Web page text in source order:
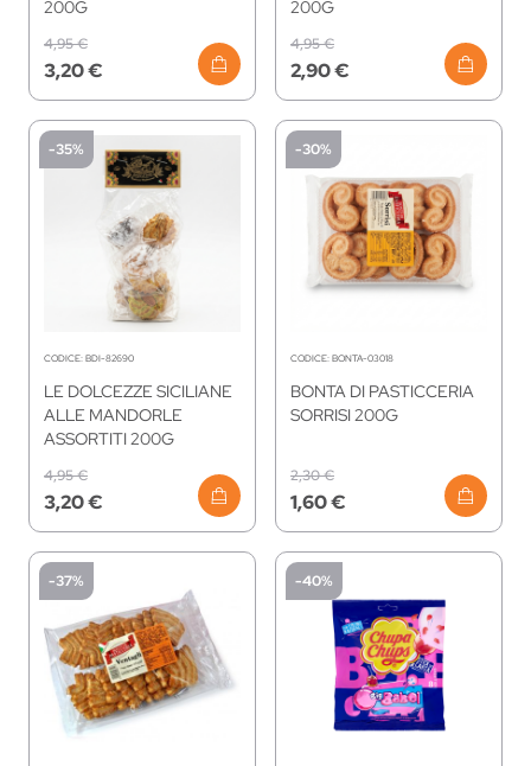
200G
3,20 €
4,95 €
200G
2,90 €
4,95 €
-35%
CODICE: BDI-82690
LE DOLCEZZE SICILIANE
ALLE MANDORLE
ASSORTITI 200G
3,20 €
4,95 €
-30%
CODICE: BONTA-03018
BONTA DI PASTICCERIA
SORRISI 200G
1,60 €
2,30 €
-37% -40%